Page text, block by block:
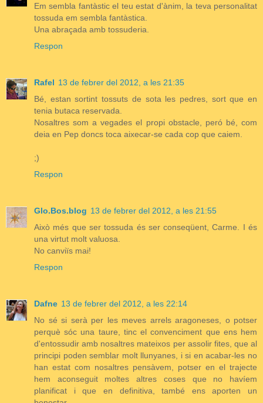
Em sembla fantàstic el teu estat d'ànim, la teva personalitat
tossuda em sembla fantàstica.
Una abraçada amb tossuderia.
Respon
Rafel 13 de febrer del 2012, a les 21:35
Bé, estan sortint tossuts de sota les pedres, sort que en
tenia butaca reservada.
Nosaltres som a vegades el propi obstacle, peró bé, com
deia en Pep doncs toca aixecar-se cada cop que caiem.
;)
Respon
Glo.Bos.blog 13 de febrer del 2012, a les 21:55
Això més que ser tossuda és ser conseqüent, Carme. I és
una virtut molt valuosa.
No canviïs mai!
Respon
Dafne 13 de febrer del 2012, a les 22:14
No sé si serà per les meves arrels aragoneses, o potser
perquè sóc una taure, tinc el convenciment que ens hem
d'entossudir amb nosaltres mateixos per assolir fites, que al
principi poden semblar molt llunyanes, i si en acabar-les no
han estat com nosaltres pensàvem, potser en el trajecte
hem aconseguit moltes altres coses que no havíem
planificat i que en definitiva, també ens aporten un